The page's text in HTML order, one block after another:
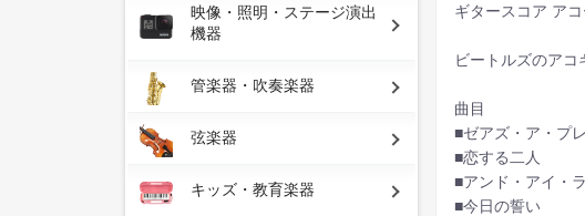
映像・照明・ステージ演出
機器
管楽器・吹奏楽器
弦楽器
キッズ・教育楽器
ギタースコア ア
ビートルズのアコ
曲目
■ゼアズ・ア・プ
■恋する二人
■アンド・アイ・
■今日の誓い